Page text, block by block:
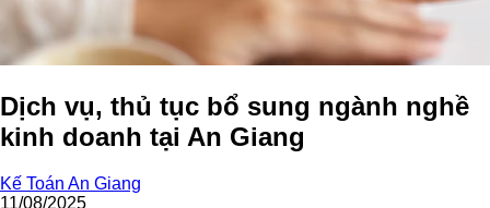
Dịch vụ, thủ tục bổ sung ngành nghề
kinh doanh tại An Giang
Kế Toán An Giang
11/08/2025